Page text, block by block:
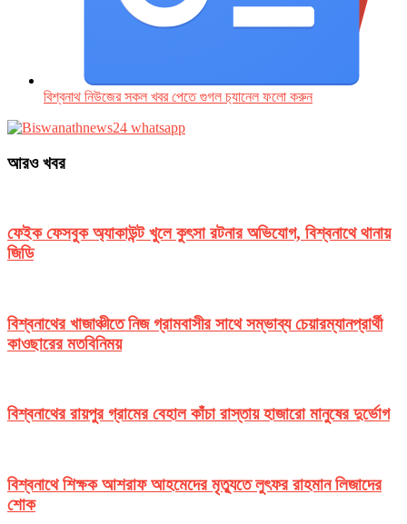
বিশ্বনাথ নিউজের সকল খবর পেতে গুগল চ‌্যানেল ফলো করুন
আরও খবর
ফেইক ফেসবুক অ্যাকাউন্ট খুলে কুৎসা রটনার অভিযোগ, বিশ্বনাথে থানায়
জিডি
বিশ্বনাথের খাজাঞ্চীতে নিজ গ্রামবাসীর সাথে সম্ভাব্য চেয়ারম্যানপ্রার্থী
কাওছারের মতবিনিময়
বিশ্বনাথের রায়পুর গ্রামের বেহাল কাঁচা রাস্তায় হাজারো মানুষের দুর্ভোগ
বিশ্বনাথে শিক্ষক আশরাফ আহমেদের মৃত্যুতে লুৎফর রাহমান লিজাদের
শোক